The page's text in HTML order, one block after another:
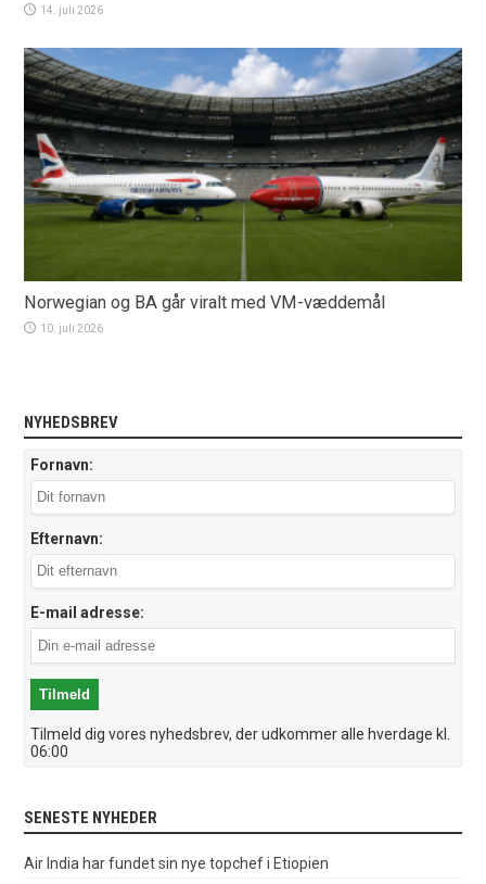
14. juli 2026
Norwegian og BA går viralt med VM-væddemål
10. juli 2026
NYHEDSBREV
Fornavn:
Efternavn:
E-mail adresse:
Tilmeld dig vores nyhedsbrev, der udkommer alle hverdage kl.
06:00
SENESTE NYHEDER
Air India har fundet sin nye topchef i Etiopien